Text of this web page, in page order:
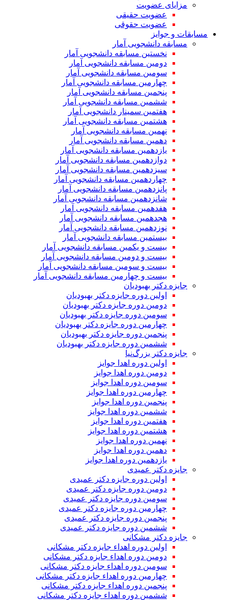
مزایای عضویت
عضویت حقیقی
عضویت حقوقی
مسابقات و جوایز
مسابقه دانشجویی آمار
نخستین مسابقه دانشجویی آمار
دومین مسابقه دانشجویی آمار
سومین مسابقه دانشجویی آمار
چهارمین مسابقه دانشجویی آمار
پنجمین مسابقه دانشجویی آمار
ششمین مسابقه دانشجویی آمار
هفتمین سمینار دانشجویی آمار
هشتمین مسابقه دانشجویی آمار
نهمین مسابقه دانشجویی آمار
دهمین مسابقه دانشجویی آمار
یازدهمین مسابقه دانشجویی آمار
دوازدهمین مسابقه دانشجویی آمار
سیزدهمین مسابقه دانشجویی آمار
چهاردهمین مسابقه دانشجویی آمار
پانزدهمین مسابقه دانشجویی آمار
شانزدهمین مسابقه دانشجویی آمار
هفدهمین مسابقه دانشجویی آمار
هجدهمین مسابقه دانشجویی آمار
نوزدهمین مسابقه دانشجویی آمار
بیستمین مسابقه دانشجویی آمار
بیست و یکمین مسابقه دانشجویی آمار
بیست و دومین مسابقه دانشجویی آمار
بیست و سومین مسابقه دانشجویی آمار
بیست و چهارمین مسابقه دانشجویی آمار
جایزه دکتر بهبودیان
اولین دوره جایزه دکتر بهبودیان
دومین دوره جایزه دکتر بهبودیان
سومین دوره جایزه دکتر بهبودیان
چهارمین دوره جایزه دکتر بهبودیان
پنجمین دوره جایزه دکتر بهبودیان
ششمین دوره جایزه دکتر بهبودیان
جایزه دکتر بزرگ‌نیا
اولین دوره اهدا جوایز
دومین دوره اهدا جوایز
سومین دوره اهدا جوایز
چهارمین دوره اهدا جوایز
پنجمین دوره اهدا جوایز
ششمین دوره اهدا جوایز
هفتمین دوره اهدا جوایز
هشتمین دوره اهدا جوایز
نهمین دوره اهدا جوایز
دهمین دوره اهدا جوایز
یازدهمین دوره اهدا جوایز
جایزه دکتر عمیدی
اولین دوره جایزه دکتر عمیدی
دومین دوره جایزه دکتر عمیدی
سومین دوره جایزه دکتر عمیدی
چهارمین دوره جایزه دکتر عمیدی
پنجمین دوره جایزه دکتر عمیدی
ششمین دوره جایزه دکتر عمیدی
جایزه دکتر مشکانی
اولین دوره اهداء جایزه دکتر مشکانی
دومین دوره اهداء جایزه دکتر مشکانی
سومین دوره اهداء جایزه دکتر مشکانی
چهارمین دوره اهداء جایزه دکتر مشکانی
پنجمین دوره اهداء جایزه دکتر مشکانی
ششمین دوره اهداء جایزه دکتر مشکانی